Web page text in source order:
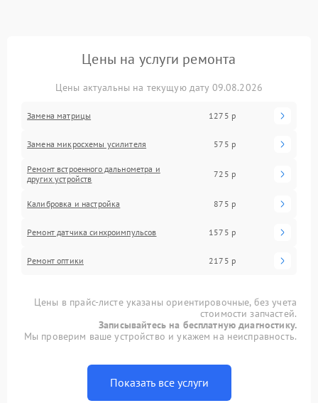
Цены на услуги ремонта
Цены актуальны на текущую дату 09.08.2026
Замена матрицы 1275 р
Замена микросхемы усилителя 575 р
Ремонт встроенного дальнометра и
других устройств
725 р
Калибровка и настройка 875 р
Ремонт датчика синхроимпульсов 1575 р
Ремонт оптики 2175 р
Цены в прайс-листе указаны ориентировочные, без учета
стоимости запчастей.
Записывайтесь на бесплатную диагностику.
Мы проверим ваше устройство и укажем на неисправность.
Показать все услуги